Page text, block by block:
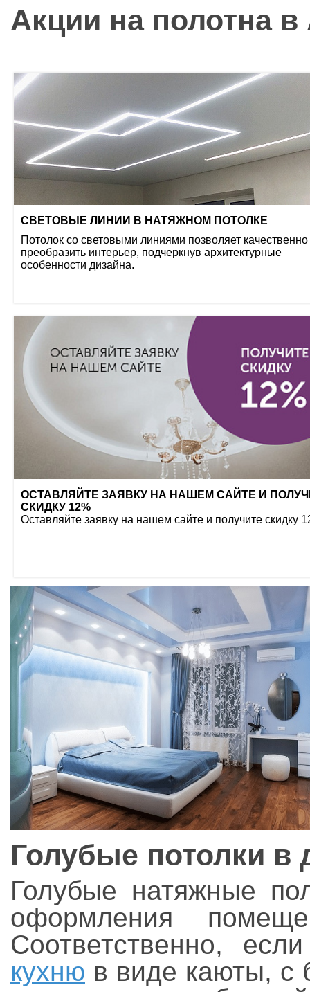
Акции на полотна в
СВЕТОВЫЕ ЛИНИИ В НАТЯЖНОМ ПОТОЛКЕ
Потолок со световыми линиями позволяет качественно
преобразить интерьер, подчеркнув архитектурные
особенности дизайна.
ОСТАВЛЯЙТЕ ЗАЯВКУ НА НАШЕМ САЙТЕ И
СКИДКУ 12%
Оставляйте заявку на нашем сайте и получите скидку
Голубые потолки в
Голубые натяжные
оформления
Соответственно,
кухню в виде каюты, с